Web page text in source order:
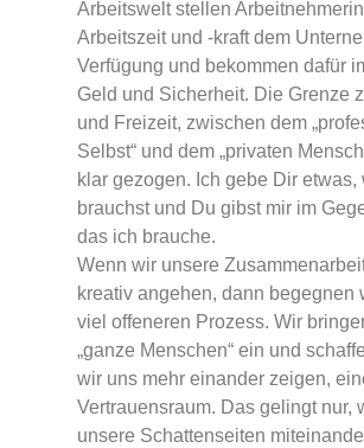
Arbeitswelt stellen
Arbeitszeit und -kraft dem
Verfügung und bekommen dafür
Geld und Sicherheit. Die Grenze
und Freizeit, zwischen dem
Selbst“ und dem „privaten
klar gezogen. Ich gebe Dir etwas,
brauchst und Du gibst mir im
das ich brauche.
Wenn wir unsere
kreativ angehen, dann begegnen
viel offeneren Prozess. Wir
„ganze Menschen“ ein und
wir uns mehr einander zeigen,
Vertrauensraum. Das gelingt nur,
unsere Schattenseiten